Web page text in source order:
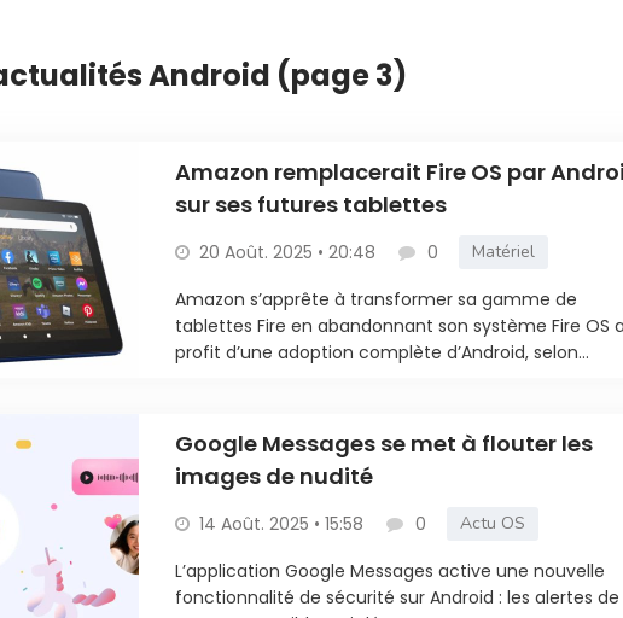
Android (page 3)
Amazon remplacerait Fire OS par
sur ses futures tablettes
20 Août. 2025 • 20:48 0 Matériel
Amazon s’apprête à transformer sa gamme de
tablettes Fire en abandonnant son système Fire OS
profit d’une adoption complète d’Android, selon...
Google Messages se met à flouter les
images de nudité
14 Août. 2025 • 15:58 0 Actu OS
L’application Google Messages active une nouvelle
fonctionnalité de sécurité sur Android : les alertes de